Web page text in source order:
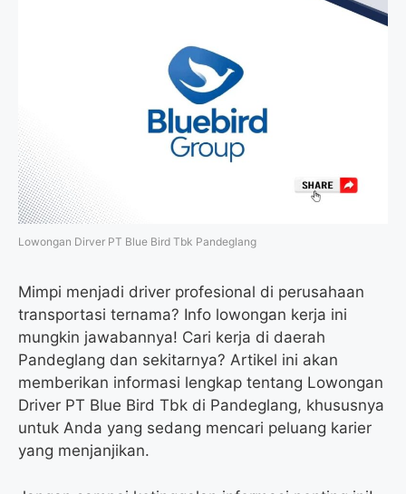
k
t
Lowongan Dirver PT Blue Bird Tbk Pandeglang
Mimpi menjadi driver profesional di perusahaan
transportasi ternama? Info lowongan kerja ini
mungkin jawabannya! Cari kerja di daerah
Pandeglang dan sekitarnya? Artikel ini akan
memberikan informasi lengkap tentang Lowongan
Driver PT Blue Bird Tbk di Pandeglang, khususnya
untuk Anda yang sedang mencari peluang karier
yang menjanjikan.